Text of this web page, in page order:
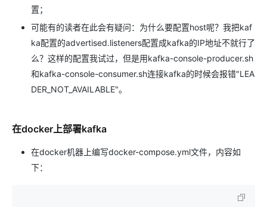
置；
可能有的读者在此会有疑问：为什么要配置host呢？我把kaf
ka配置的advertised.listeners配置成kafka的IP地址不就行了
么？这样的配置我试过，但是用kafka-console-producer.sh
和kafka-console-consumer.sh连接kafka的时候会报错"LEA
DER_NOT_AVAILABLE"。
在docker上部署kafka
在docker机器上编写docker-compose.yml文件，内容如
下：